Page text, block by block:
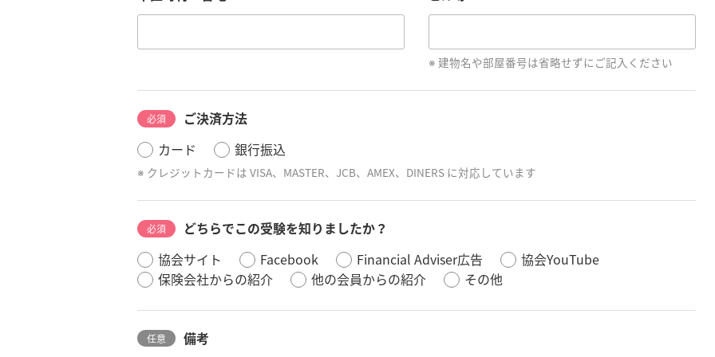
建物名や部屋番号は省略せずにご記入ください
必須
ご決済方法
カード
銀行振込
クレジットカードは VISA、MASTER、JCB、AMEX、DINERS に対応しています
必須
どちらでこの受験を知りましたか？
協会サイト
Facebook Financial Adviser広告
協会YouTube
保険会社からの紹介
他の会員からの紹介 その他
任意 備考